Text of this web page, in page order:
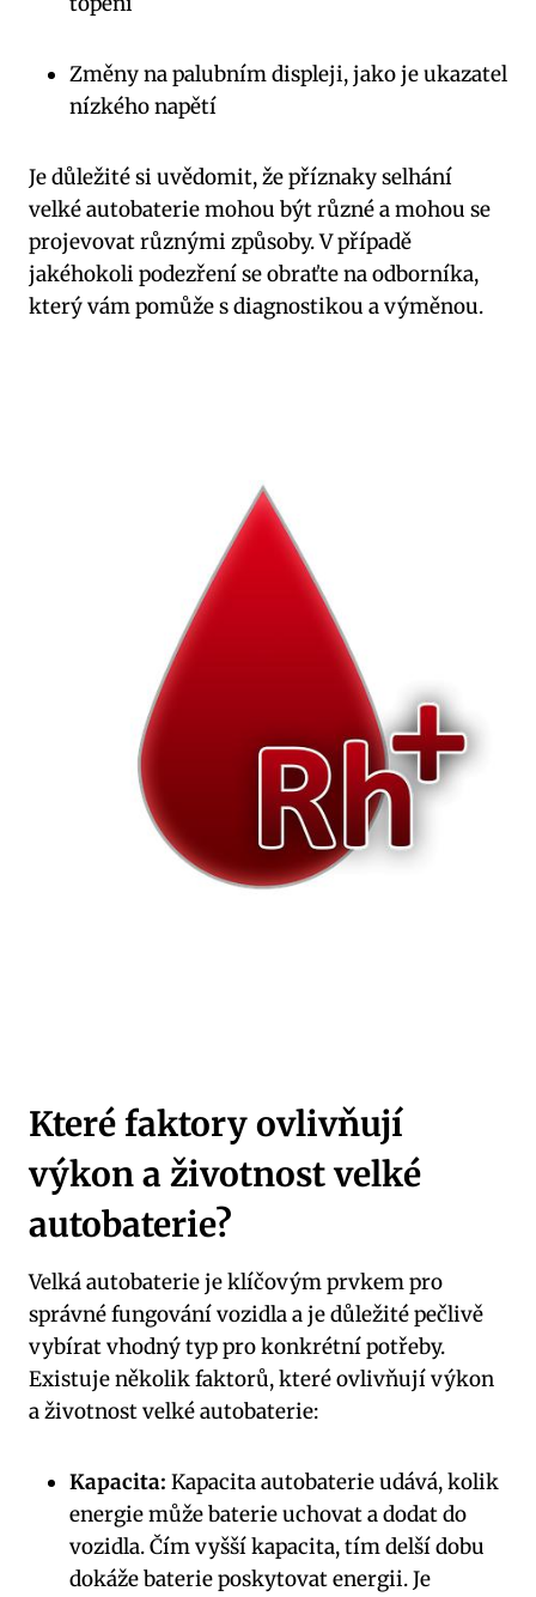
Změny na‌ palubním displeji, jako je ⁣ukazatel
nízkého napětí
Je důležité si uvědomit, že⁣ příznaky selhání
velké autobaterie mohou‌ být různé‌ a ⁣mohou se
projevovat různými ‌způsoby. ⁣V případě
jakéhokoli‍ podezření ⁢se obraťte na ⁤odborníka,
který ‍vám pomůže‍ s diagnostikou a výměnou.
Které⁢ faktory‌ ovlivňují
výkon⁢ a životnost velké
autobaterie?
Velká autobaterie‍ je klíčovým prvkem pro⁤
správné fungování vozidla a‍ je ⁣důležité pečlivě
vybírat vhodný ​typ​ pro konkrétní potřeby.
Existuje několik‌ faktorů, které ovlivňují výkon
a ⁣životnost velké autobaterie:
Kapacita: Kapacita autobaterie udává, kolik
energie může ​baterie uchovat a dodat do
vozidla. ‌Čím‍ vyšší⁣ kapacita, ⁣tím delší dobu
dokáže baterie ​poskytovat energii. Je⁤